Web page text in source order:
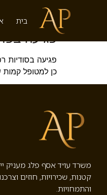
ביתתגית:
פגיעה
פגיעה בסודיות
כן למטופל
משרד עו״ד אסף פלג מעניק
קטנות, שכירויות, חוזים
והתמחויות.